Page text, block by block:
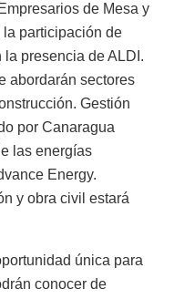
de Mesa y
la participación de
presencia de ALDI.
abordarán sectores
Gestión
por Canaragua
las energías
Energy.
y obra civil estará
única para
conocer de